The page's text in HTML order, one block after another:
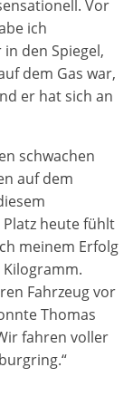
Vor
ich
den Spiegel,
dem Gas war,
er hat sich an
schwachen
auf dem
heute fühlt
meinem Erfolg
Kilogramm.
Fahrzeug vor
Thomas
fahren voller
werden.
gesetzt